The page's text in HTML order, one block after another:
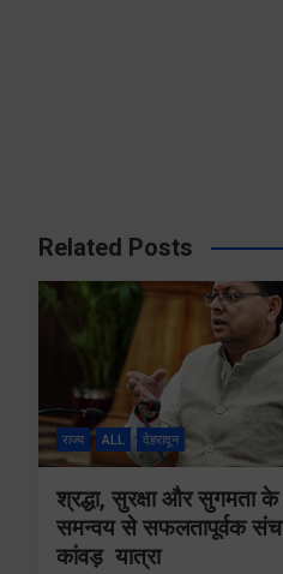
Related Posts
राज्य ALL देहरादून
श्रद्धा, सुरक्षा और सुगमता
समन्वय से सफलतापूर्वक
कांवड़ यात्रा